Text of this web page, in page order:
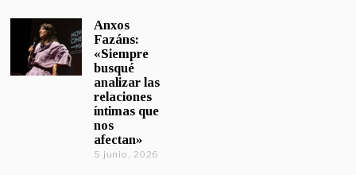
Anxos
Fazáns:
«Siempre
busqué
analizar las
relaciones
íntimas que
nos
afectan»
5 junio, 2026